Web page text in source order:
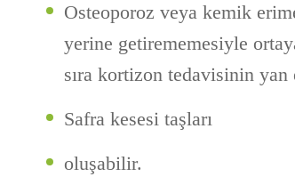
Osteoporoz veya kemik
yerine getirememesiyle
sıra kortizon tedavisinin
Safra kesesi taşları
oluşabilir.